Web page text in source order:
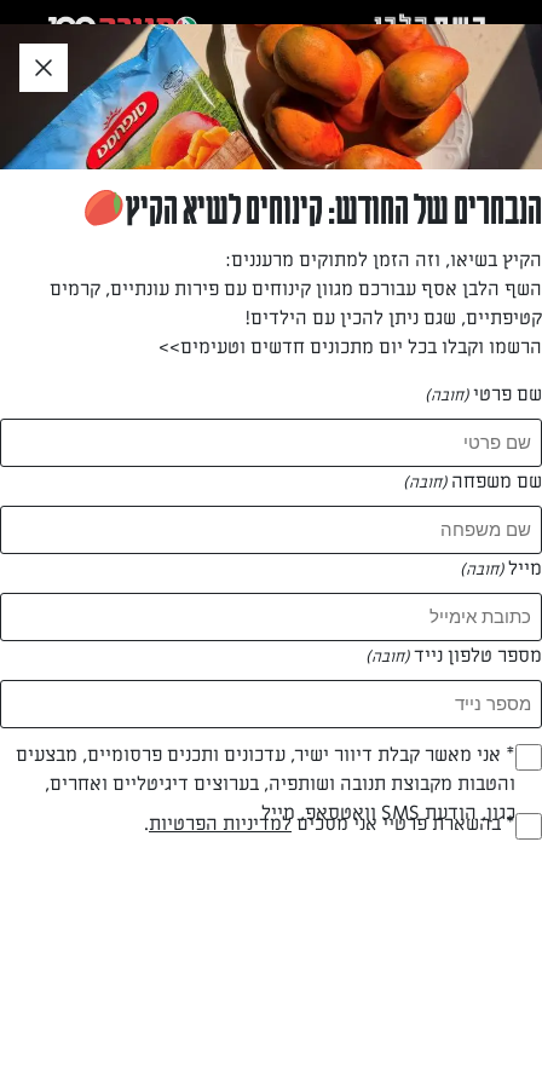
לאזור
תוכן
תחתון
חזרה לעמוד הבית
יצחק גולת
—
המתכונים של
0 מתכונים
המאמרים של יצחק גולת
הנבחרים של החודש: קינוחים לשיא הקיץ
הקיץ בשיאו, וזה הזמן למתוקים מרעננים:
השף הלבן אסף עבורכם מגוון קינוחים עם פירות עונתיים, קרמים
קטיפתיים, שגם ניתן להכין עם הילדים!
הרשמו וקבלו בכל יום מתכונים חדשים וטעימים>>
שם פרטי(חובה)
שם משפחה (חובה)
מייל(חובה)
מספר טלפון נייד(חובה)
Opt_In
(חובה)
* אני מאשר קבלת דיוור ישיר, עדכונים ותכנים פרסומיים, מבצעים
והטבות מקבוצת תנובה ושותפיה, בערוצים דיגיטליים ואחרים,
כגון, הודעת SMS וואטסאפ, מייל
RegulationsApproved
* בהשארת פרטיי אני מסכיםלמדיניות הפרטיות.